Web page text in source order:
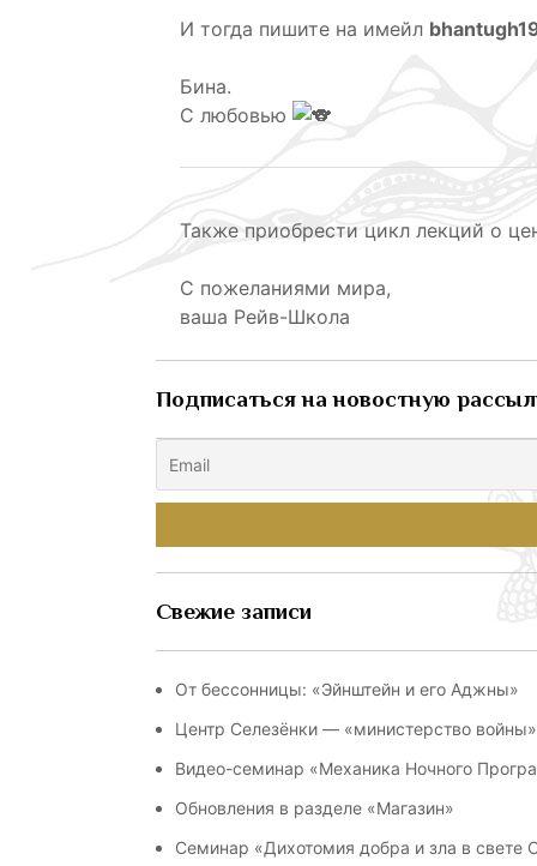
И тогда пишите на имейл
Бина.
С любовью
Также приобрести цикл лекций о
С пожеланиями мира,
ваша Рейв-Школа
Подписаться на новостную
Свежие записи
От бессонницы: «Эйнштейн и его Аджны»
Центр Селезёнки — «министерство
Видео-семинар «Механика Ночного
Обновления в разделе «Магазин»
Семинар «Дихотомия добра и зла в свете